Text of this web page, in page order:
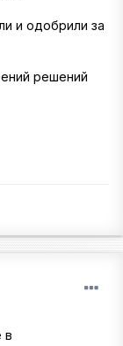
и одобрили за
решений
в